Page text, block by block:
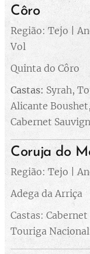
Côro
Região: Tejo |
Vol
Quinta do Côro
Castas: Syrah,
Alicante
Cabernet
Coruja do
Região: Tejo |
Adega da Arriça
Castas:
Touriga Nacional